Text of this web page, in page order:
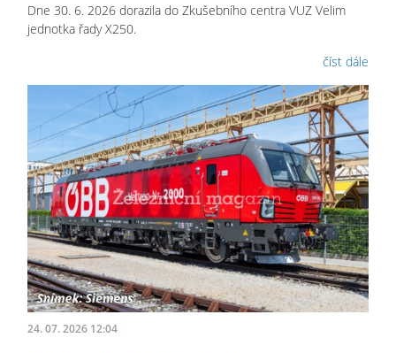
Dne 30. 6. 2026 dorazila do Zkušebního centra VUZ Velim
jednotka řady X250.
číst dále
24. 07. 2026 12:04